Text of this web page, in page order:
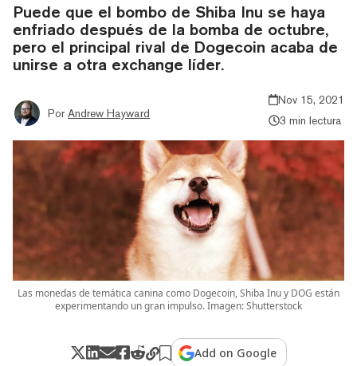
Puede que el bombo de Shiba Inu se haya
enfriado después de la bomba de octubre,
pero el principal rival de Dogecoin acaba de
unirse a otra exchange líder.
Por Andrew Hayward
Nov 15, 2021
3 min lectura
Las monedas de temática canina como Dogecoin, Shiba Inu y DOG están
experimentando un gran impulso. Imagen: Shutterstock
Add on Google